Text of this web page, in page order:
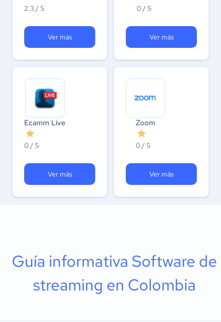
2.3 / 5
Ver más
0 / 5
Ver más
Ecamm Live
0 / 5
Ver más
Zoom
0 / 5
Ver más
Guía informativa Software de
streaming en Colombia